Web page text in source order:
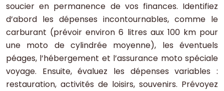
soucier en permanence de vos finances. Identifiez
d’abord les dépenses incontournables, comme le
carburant (prévoir environ 6 litres aux 100 km pour
une moto de cylindrée moyenne), les éventuels
péages, l’hébergement et l’assurance moto spéciale
voyage. Ensuite, évaluez les dépenses variables :
restauration, activités de loisirs, souvenirs. Prévoyez